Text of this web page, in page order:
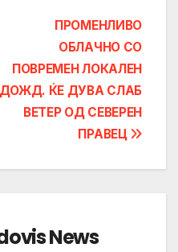
ПРОМЕНЛИВО
ОБЛАЧНО СО
ПОВРЕМЕН ЛОКАЛЕН
ДОЖД. ЌЕ ДУВА СЛАБ
ВЕТЕР ОД СЕВЕРЕН
ПРАВЕЦ
News